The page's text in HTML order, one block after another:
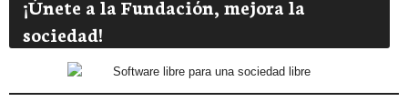
¡Únete a la Fundación, mejora la
sociedad!